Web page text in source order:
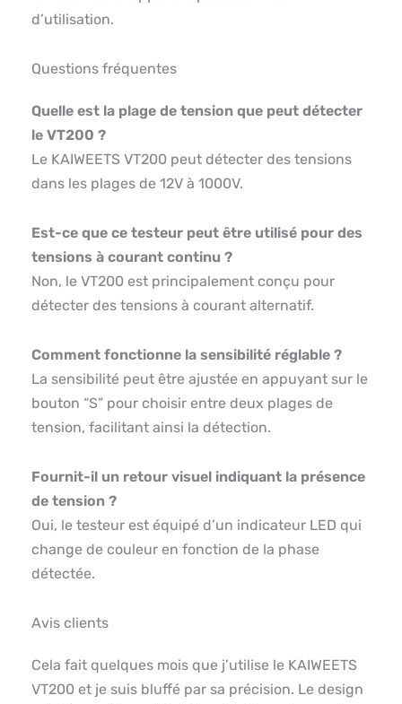
d’utilisation.
Questions fréquentes
Quelle est la plage de tension que peut détecter
le VT200 ?
Le KAIWEETS VT200 peut détecter des tensions
dans les plages de 12V à 1000V.
Est-ce que ce testeur peut être utilisé pour des
tensions à courant continu ?
Non, le VT200 est principalement conçu pour
détecter des tensions à courant alternatif.
Comment fonctionne la sensibilité réglable ?
La sensibilité peut être ajustée en appuyant sur le
bouton “S” pour choisir entre deux plages de
tension, facilitant ainsi la détection.
Fournit-il un retour visuel indiquant la présence
de tension ?
Oui, le testeur est équipé d’un indicateur LED qui
change de couleur en fonction de la phase
détectée.
Avis clients
Cela fait quelques mois que j’utilise le KAIWEETS
VT200 et je suis bluffé par sa précision. Le design